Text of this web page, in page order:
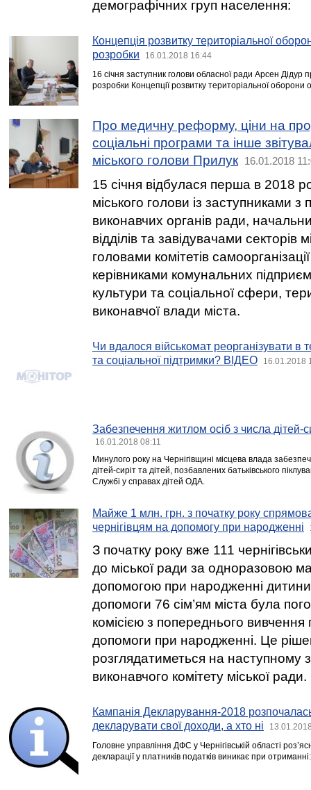
демографічних груп населення:
Концепція розвитку територіальної
розробки
16.01.2018 16:44
16 січня заступник голови обласної ради Арсен Дідур
розробки Концепції розвитку територіальної оборони
Про медичну реформу, ціни на
соціальні програми та інше
міського голови Прилук
16.01.2018
15 січня відбулася перша в 2018
міського голови із заступниками з
виконавчих органів ради,
відділів та завідувачами секторів
головами комітетів
керівниками комунальних
культури та соціальної сфери,
виконавчої влади міста.
Чи вдалося військомат реорганізувати в
та соціальної підтримки? ВІДЕО
16.01.2018
Забезпечення житлом осіб з числа дітей-
16.01.2018 08:11
Минулого року на Чернігівщині місцева влада
дітей-сиріт та дітей, позбавлених батьківського
Службі у справах дітей ОДА.
Майже 1 млн. грн. з початку року
чернігівцям на допомогу при народженні
З початку року вже 111
до міської ради за одноразовою
допомогою при народженні
допомоги 76 сім’ям міста була
комісією з попереднього
допомоги при народженні. Це
розглядатиметься на наступному
виконавчого комітету міської ради.
Кампанія Декларування-2018
декларувати свої доходи, а хто ні
Головне управління ДФС у Чернігівській області
декларації у платників податків виникає при отриманні: